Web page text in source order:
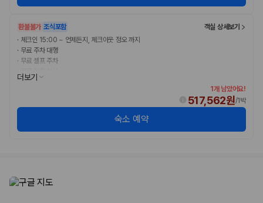
환불불가 조식포함
객실 상세보기
· 체크인 15:00 ~ 언제든지, 체크아웃 정오 까지
· 무료 주차 대행
· 무료 셀프 주차
더보기
1개 남았어요!
517,562원/1박
숙소 예약